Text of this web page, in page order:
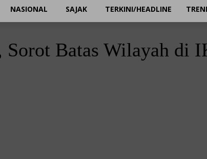
NASIONAL SAJAK TERKINI/HEADLINE
Sorot Batas Wilayah di